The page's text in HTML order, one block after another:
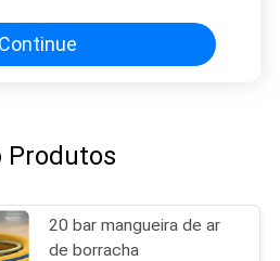
Continue
Produtos
20 bar mangueira de ar
de borracha